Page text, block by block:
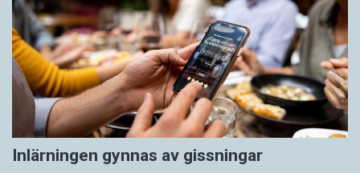
Inlärningen gynnas av gissningar